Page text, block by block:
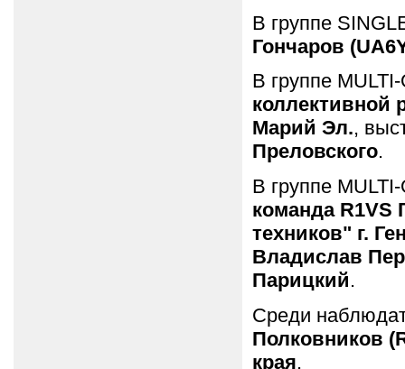
В группе
Гончаров
В группе
коллективной
Марий Эл.,
Преловского.
В группе
команда
техников" г.
Владислав
Парицкий.
Среди
Полковников
края.